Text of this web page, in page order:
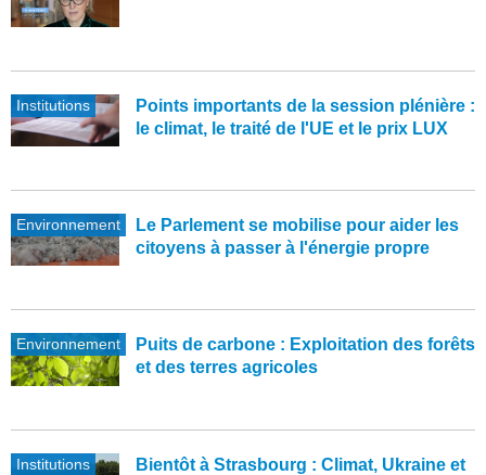
Institutions
Points importants de la session plénière :
le climat, le traité de l'UE et le prix LUX
Environnement
Le Parlement se mobilise pour aider les
citoyens à passer à l'énergie propre
Environnement
Puits de carbone : Exploitation des forêts
et des terres agricoles
Institutions
Bientôt à Strasbourg : Climat, Ukraine et